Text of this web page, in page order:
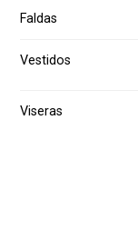
Faldas
Vestidos
Viseras